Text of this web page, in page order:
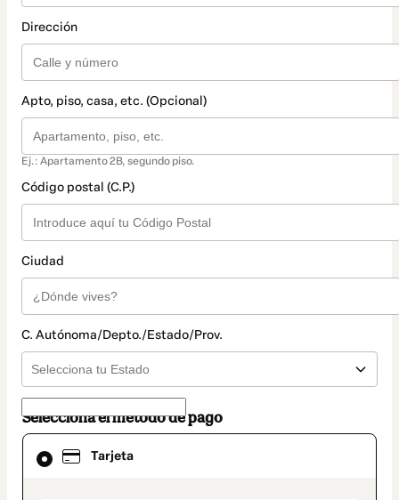
Dirección
Apto, piso, casa, etc. (Opcional)
Ej.: Apartamento 2B, segundo piso.
Código postal (C.P.)
Ciudad
C. Autónoma/Depto./Estado/Prov.
Selecciona el método de pago
Tarjeta
El
método